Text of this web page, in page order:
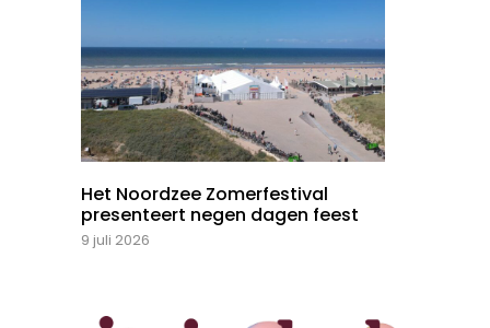
Het Noordzee Zomerfestival
presenteert negen dagen feest
9 juli 2026